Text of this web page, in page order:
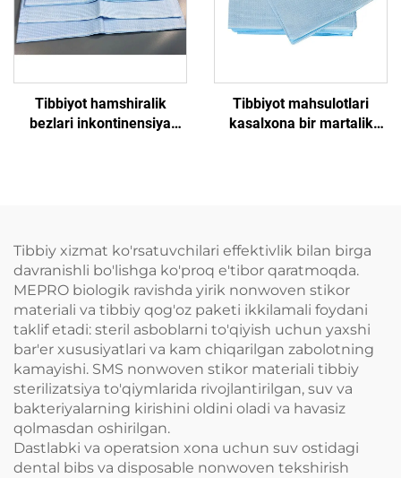
Tibbiyot hamshiralik
bezlari inkontinensiya
Tibbiyot mahsulotlari
kasalxona bir martalik
Tibbiy xizmat ko'rsatuvchilari effektivlik bilan birga
davranishli bo'lishga ko'proq e'tibor qaratmoqda.
MEPRO biologik ravishda yirik nonwoven stikor
materiali va tibbiy qog'oz paketi ikkilamali foydani
taklif etadi: steril asboblarni to'qiyish uchun yaxshi
bar'er xususiyatlari va kam chiqarilgan zabolotning
kamayishi. SMS nonwoven stikor materiali tibbiy
sterilizatsiya to'qiymlarida rivojlantirilgan, suv va
bakteriyalarning kirishini oldini oladi va havasiz
qolmasdan oshirilgan.
Dastlabki va operatsion xona uchun suv ostidagi
dental bibs va disposable nonwoven tekshirish